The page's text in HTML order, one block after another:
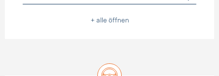
+ alle öffnen